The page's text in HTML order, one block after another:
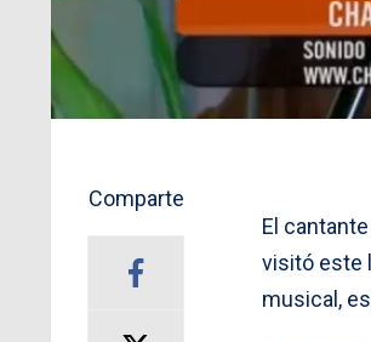
Comparte
El
visitó este
musical,